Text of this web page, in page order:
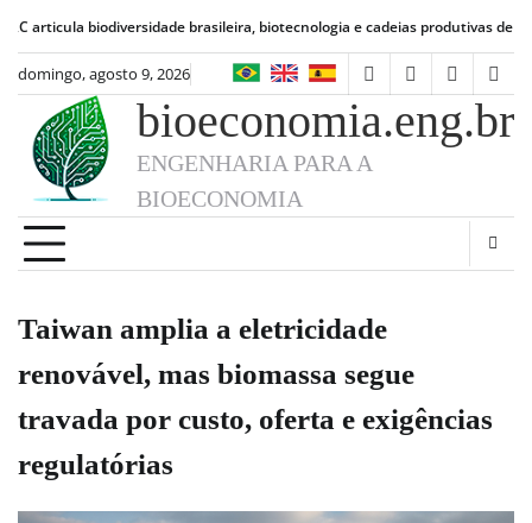
content
biodiversidade brasileira, biotecnologia e cadeias produtivas de alimentos
domingo, agosto 9, 2026 facebookinstagram
linkedin
bioeconomia.eng.br
ENGENHARIA PARA A
BIOECONOMIA
Taiwan amplia a eletricidade
renovável, mas biomassa segue
travada por custo, oferta e exigências
regulatórias